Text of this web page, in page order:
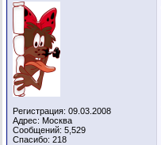
Регистрация: 09.03.2008
Адрес: Москва
Сообщений: 5,529
Спасибо: 218